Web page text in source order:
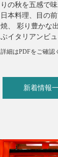
りの秋を五感で
日本料理、目の
焼、 彩り豊かな
ぶイタリアンビュ
詳細はPDFをご確認
新着情報